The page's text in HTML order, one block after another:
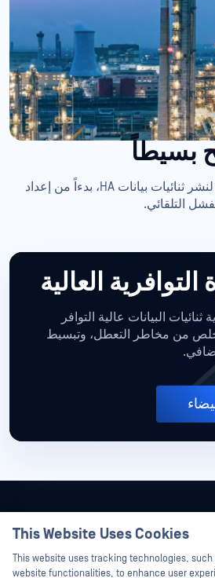
بسيطاً
اكتشف الخطوات العملية لنشر ثنائيات بيانات HA، بدءاً من إعداد
التلقائي.
العالية
البيانات عالية التوافر
من مخاطر التعطل، وتبسيط
This Website Uses Cookies
This website uses tracking technologies,
website functionalities, to enhance user
Hey
I'm Ozzy, your OPSWAT virtual